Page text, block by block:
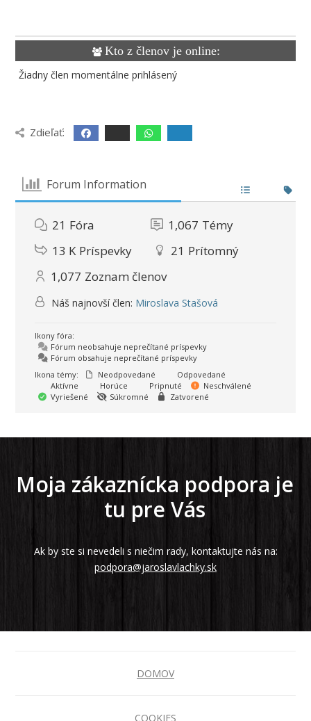
Kto z členov je online:
Žiadny člen momentálne prihlásený
Zdieľať:
Forum Information
21 Fóra 1,067 Témy
13 K Príspevky 21 Prítomný
1,077 Zoznam členov
Náš najnovší člen: Miroslava Stašová
Ikony fóra:
Fórum neobsahuje neprečítané príspevky
Fórum obsahuje neprečítané príspevky
Ikona témy:
Neodpovedané
Odpovedané
Aktívne
Horúce Pripnuté
Neschválené
Vyriešené
Súkromné Zatvorené
Moja zákaznícka podpora je
tu pre Vás
Ak by ste si nevedeli s niečim rady, kontaktujte nás na:
podpora@jaroslavlachky.sk
DOMOV
COOKIES